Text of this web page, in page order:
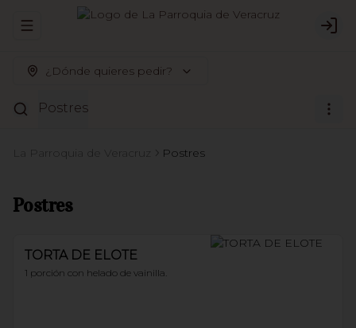
Abrir menu de navegación
¿Dónde quieres pedir?
Postres
La Parroquia de Veracruz Postres
Postres
TORTA DE ELOTE
1 porción con helado de vainilla.